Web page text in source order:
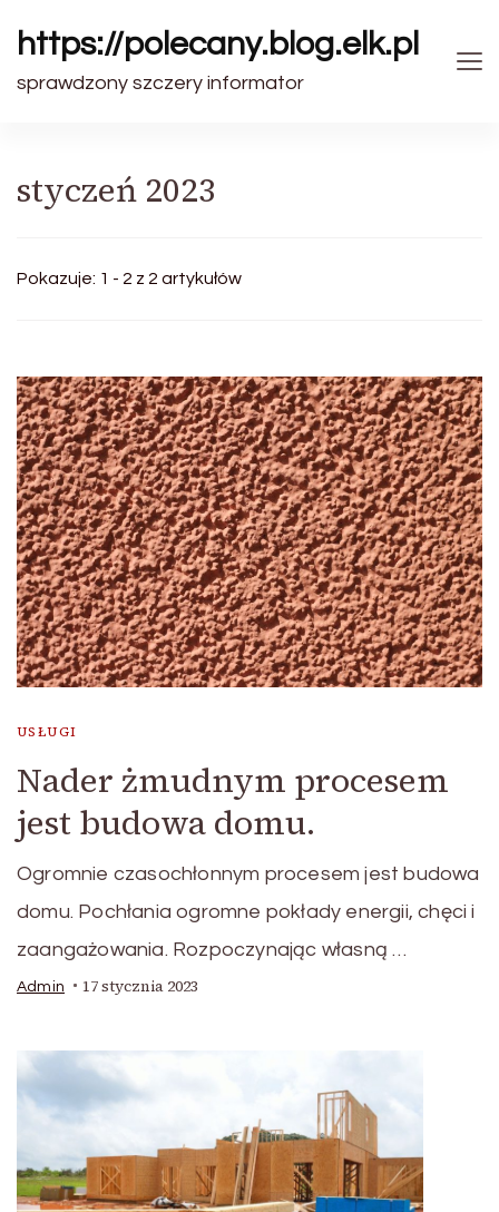
https://polecany.blog.elk.pl
sprawdzony szczery informator
styczeń 2023
Pokazuje: 1 - 2 z 2 artykułów
USŁUGI
Nader żmudnym procesem
jest budowa domu.
Ogromnie czasochłonnym procesem jest budowa
domu. Pochłania ogromne pokłady energii, chęci i
zaangażowania. Rozpoczynając własną …
Admin 17 stycznia 2023